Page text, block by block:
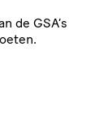
de GSA’s